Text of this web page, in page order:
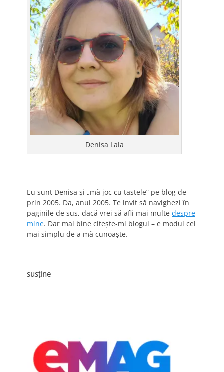
Denisa Lala
Eu sunt Denisa și „mă joc cu tastele” pe blog de
prin 2005. Da, anul 2005. Te invit să navighezi în
paginile de sus, dacă vrei să afli mai multe despre
mine. Dar mai bine citește-mi blogul – e modul cel
mai simplu de a mă cunoaște.
susține